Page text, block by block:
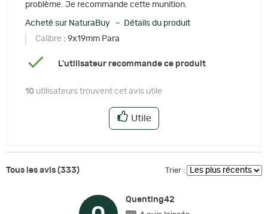
problème. Je recommande cette munition.
Acheté sur NaturaBuy – Détails du produit
Calibre : 9x19mm Para
L'utilisateur recommande ce produit
10 utilisateurs trouvent cet avis utile
Utile
Tous les avis (333) Trier :
Quenting42